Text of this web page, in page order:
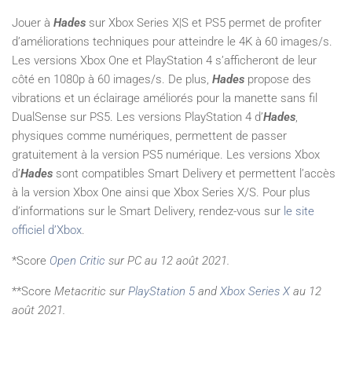
Jouer à Hades sur Xbox Series X|S et PS5 permet de profiter
d’améliorations techniques pour atteindre le 4K à 60 images/s.
Les versions Xbox One et PlayStation 4 s’afficheront de leur
côté en 1080p à 60 images/s. De plus, Hades propose des
vibrations et un éclairage améliorés pour la manette sans fil
DualSense sur PS5. Les versions PlayStation 4 d’Hades,
physiques comme numériques, permettent de passer
gratuitement à la version PS5 numérique. Les versions Xbox
d’Hades sont compatibles Smart Delivery et permettent l’accès
à la version Xbox One ainsi que Xbox Series X/S. Pour plus
d’informations sur le Smart Delivery, rendez-vous sur le site
officiel d’Xbox.
*Score Open Critic sur PC au 12 août 2021.
**Score Metacritic surPlayStation 5 and Xbox Series X au 12
août 2021.